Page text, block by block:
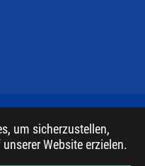
um sicherzustellen,
Website erzielen.
basierend auf